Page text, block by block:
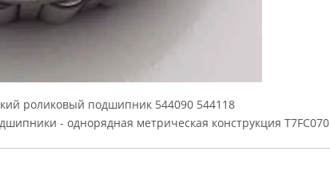
роликовый подшипник 544090 544118
- однорядная метрическая конструкция T7FC070